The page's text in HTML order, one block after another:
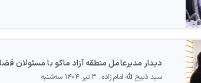
دیدار مدیرعامل منطقه آزاد ماکو با مسئولان
سید ذبیح الله امام زاده ۳ تیر ۱۴۰۴ سه‌شنبه